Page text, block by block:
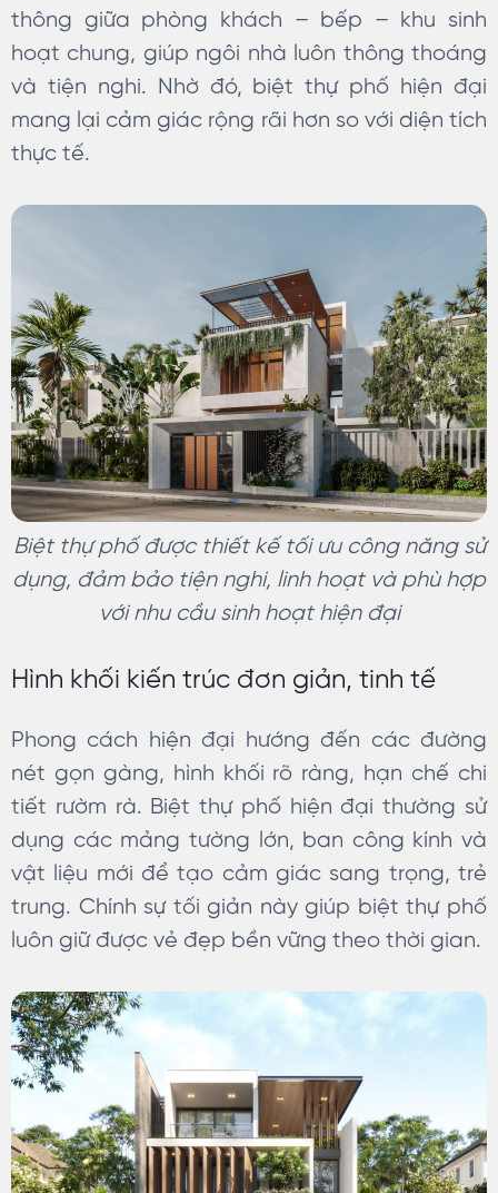
thông giữa phòng khách – bếp – khu sinh
hoạt chung, giúp ngôi nhà luôn thông thoáng
và tiện nghi. Nhờ đó, biệt thự phố hiện đại
mang lại cảm giác rộng rãi hơn so với diện tích
thực tế.
Biệt thự phố được thiết kế tối ưu công năng sử
dụng, đảm bảo tiện nghi, linh hoạt và phù hợp
với nhu cầu sinh hoạt hiện đại
Hình khối kiến trúc đơn giản, tinh tế
Phong cách hiện đại hướng đến các đường
nét gọn gàng, hình khối rõ ràng, hạn chế chi
tiết rườm rà. Biệt thự phố hiện đại thường sử
dụng các mảng tường lớn, ban công kính và
vật liệu mới để tạo cảm giác sang trọng, trẻ
trung. Chính sự tối giản này giúp biệt thự phố
luôn giữ được vẻ đẹp bền vững theo thời gian.